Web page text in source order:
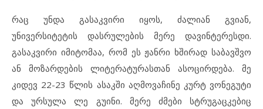
რაც უნდა გასაკვირი იყოს, ძალიან გვიან,
უნივერსიტეტის დასრულების მერე დავინტერესდი.
გასაკვირი იმიტომაა, რომ ეს ჟანრი ხშირად საბავშვო
ან მოზარდების ლიტერატურასთან ასოცირდება. მე
კიდევ 22-23 წლის ასაკში აღმოვაჩინე კურტ ვონეგუტი
და ურსულა ლე გუინი. მერე ძმები სტრუგაცკებიც